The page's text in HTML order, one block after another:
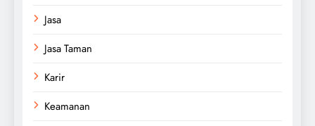
Jasa
Jasa Taman
Karir
Keamanan